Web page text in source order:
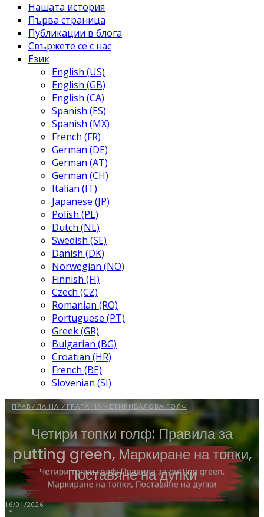
Нашата история
Първа страница
Публикации в блога
Свържете се с нас
Език
English (US)
English (GB)
English (CA)
Spanish (ES)
Spanish (MX)
French (FR)
German (DE)
German (AT)
German (CH)
Italian (IT)
Japanese (JP)
Polish (PL)
Dutch (NL)
Swedish (SE)
Danish (DK)
Norwegian (NO)
Finnish (FI)
Czech (CZ)
Romanian (RO)
Portuguese (PT)
Greek (GR)
Bulgarian (BG)
Croatian (HR)
French (BE)
Slovenian (SI)
ПРАВИЛА НА ИГРАТА НА ЧЕТИРИБАЛОВА ГОЛФ
Четири топки голф: Правила за
putting green, Маркиране на топки,
Поставяне на дупки
16/01/2026